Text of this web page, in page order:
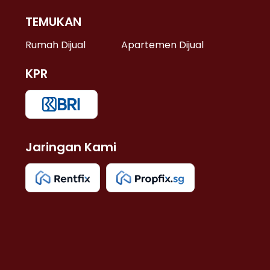
TEMUKAN
Rumah Dijual Apartemen Dijual
KPR
Jaringan Kami